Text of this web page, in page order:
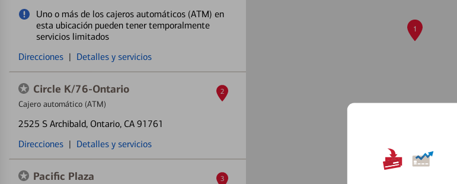
Uno o más de los cajeros automáticos (ATM) en
esta ubicación pueden tener temporalmente
servicios limitados
Direcciones | Detalles y servicios
Circle K/76-Ontario
Cajero automático (ATM)
2525 S Archibald, Ontario, CA 91761
Direcciones | Detalles y servicios
2
Pacific Plaza 3
1